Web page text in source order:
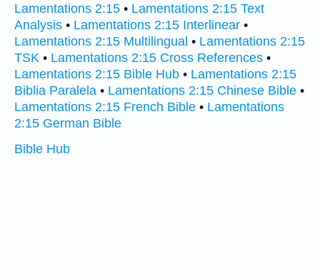
Lamentations 2:15 • Lamentations 2:15 Text
Analysis • Lamentations 2:15 Interlinear •
Lamentations 2:15 Multilingual • Lamentations 2:15
TSK • Lamentations 2:15 Cross References •
Lamentations 2:15 Bible Hub • Lamentations 2:15
Biblia Paralela • Lamentations 2:15 Chinese Bible •
Lamentations 2:15 French Bible • Lamentations
2:15 German Bible
Bible Hub